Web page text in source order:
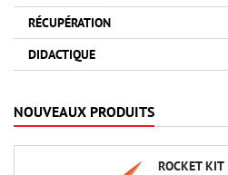
RÉCUPÉRATION
DIDACTIQUE
NOUVEAUX PRODUITS